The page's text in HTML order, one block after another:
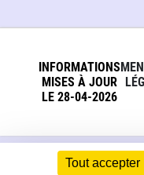
Tout accepter
INFORMATIONS
MISES À JOUR
LE 28-04-2026